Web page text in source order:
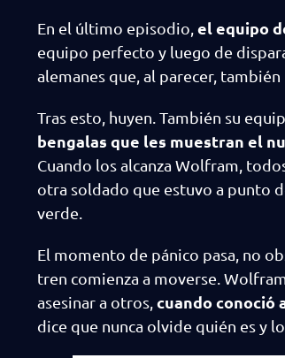
En el último episodio,el equipo
equipo perfecto y luego de
alemanes que, al parecer,
Tras esto, huyen. También su
bengalas que les muestran el
Cuando los alcanza Wolfram,
otra soldado que estuvo a punto
verde.
El momento de pánico pasa, no
tren comienza a moverse.
asesinar a otros,cuando conoció
dice que nunca olvide quién es y